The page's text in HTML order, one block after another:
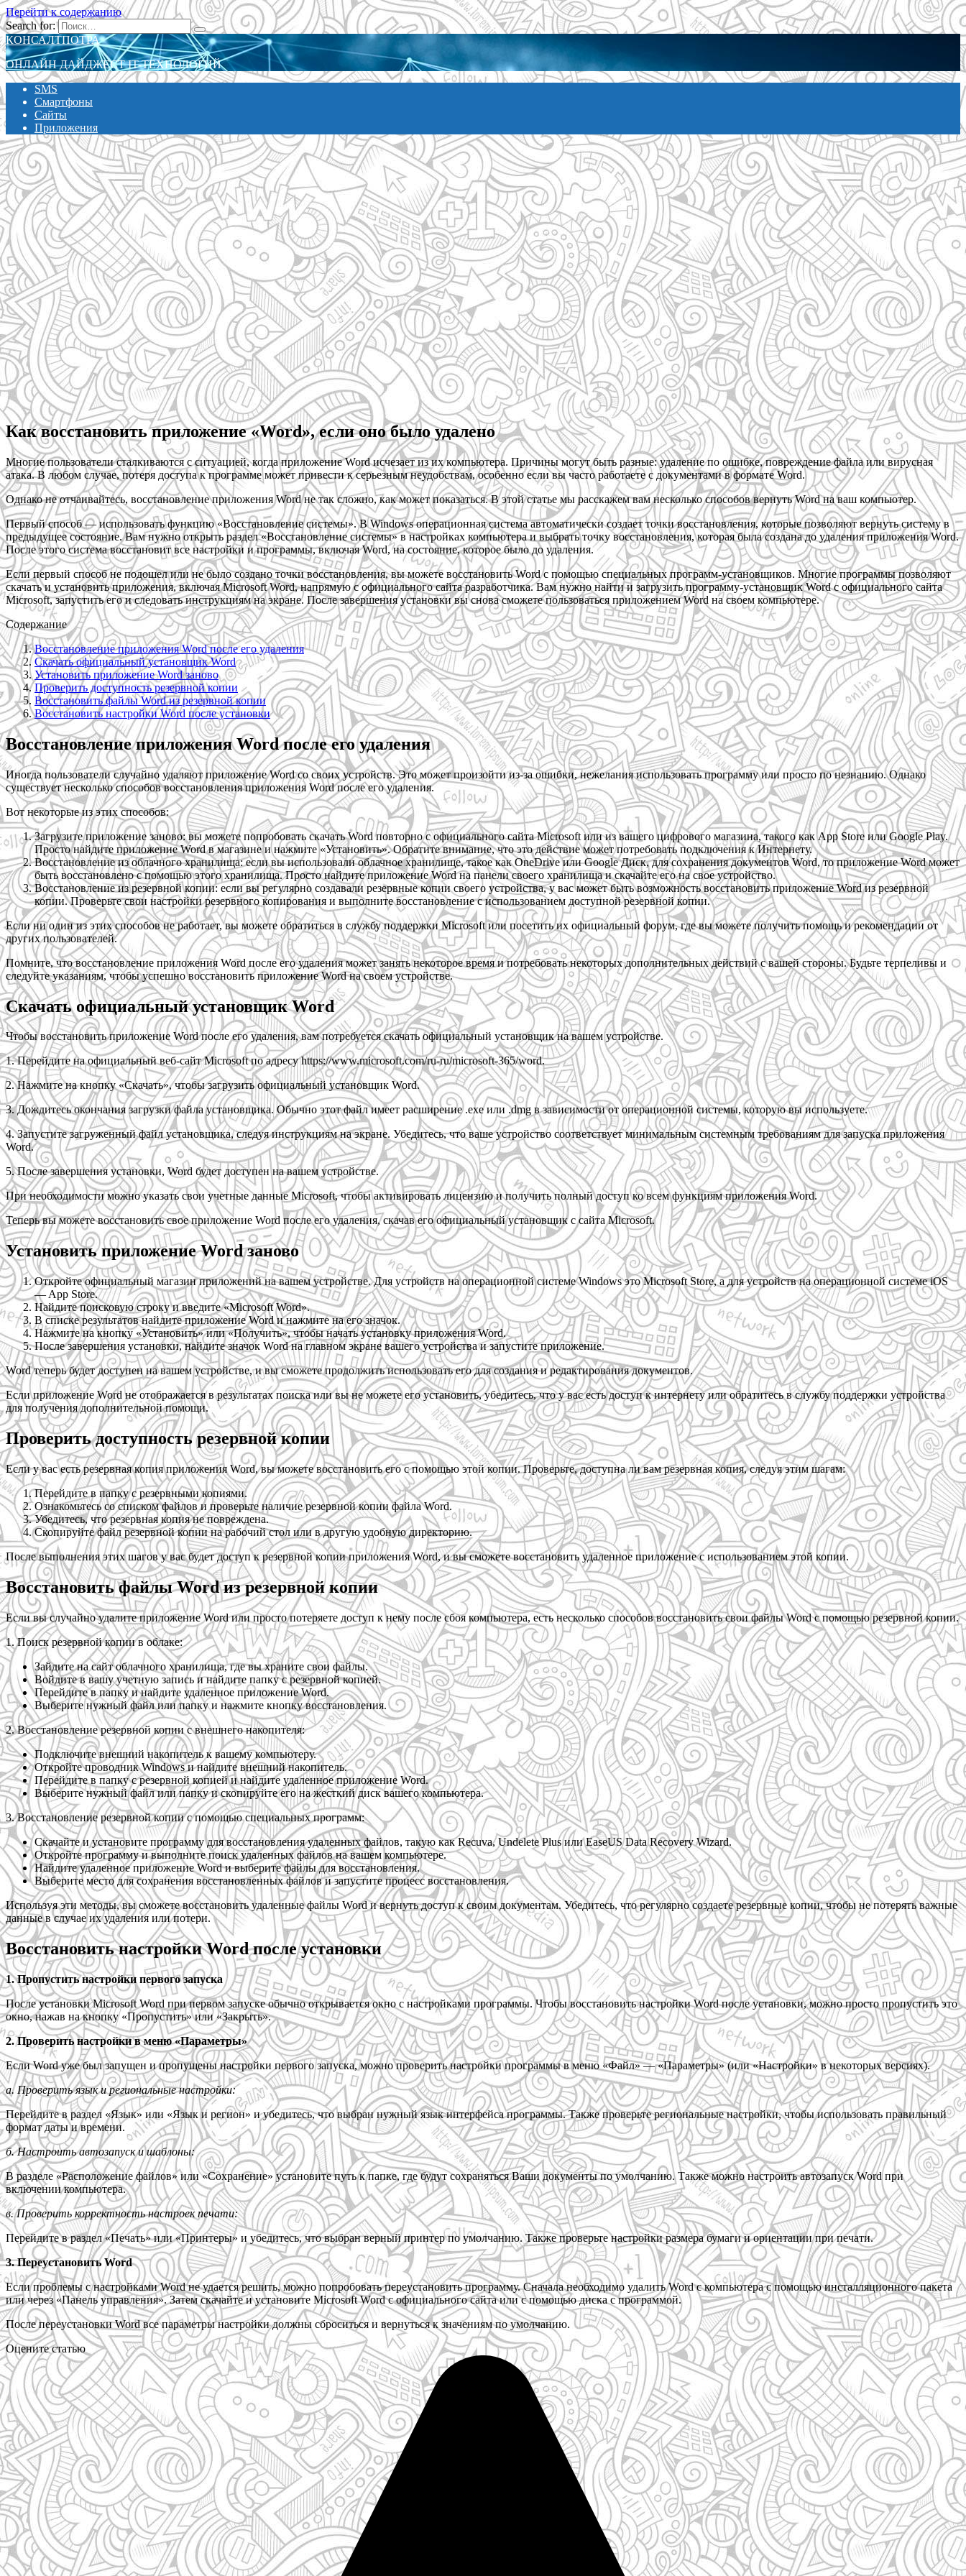
Перейти к содержанию
Search for:
КОНСАЛТПОТРА
ОНЛАЙН ДАЙДЖЕСТ IT-ТЕХНОЛОГИЙ
SMS
Смартфоны
Сайты
Приложения
Как восстановить приложение «Word», если оно было удалено
Многие пользователи сталкиваются с ситуацией, когда приложение Word исчезает из их компьютера. Причины могут быть разные: удаление по ошибке, повреждение файла или вирусная
атака. В любом случае, потеря доступа к программе может привести к серьезным неудобствам, особенно если вы часто работаете с документами в формате Word.
Однако не отчаивайтесь, восстановление приложения Word не так сложно, как может показаться. В этой статье мы расскажем вам несколько способов вернуть Word на ваш компьютер.
Первый способ — использовать функцию «Восстановление системы». В Windows операционная система автоматически создает точки восстановления, которые позволяют вернуть систему в
предыдущее состояние. Вам нужно открыть раздел «Восстановление системы» в настройках компьютера и выбрать точку восстановления, которая была создана до удаления приложения Word.
После этого система восстановит все настройки и программы, включая Word, на состояние, которое было до удаления.
Если первый способ не подошел или не было создано точки восстановления, вы можете восстановить Word с помощью специальных программ-установщиков. Многие программы позволяют
скачать и установить приложения, включая Microsoft Word, напрямую с официального сайта разработчика. Вам нужно найти и загрузить программу-установщик Word с официального сайта
Microsoft, запустить его и следовать инструкциям на экране. После завершения установки вы снова сможете пользоваться приложением Word на своем компьютере.
Содержание
Восстановление приложения Word после его удаления
Скачать официальный установщик Word
Установить приложение Word заново
Проверить доступность резервной копии
Восстановить файлы Word из резервной копии
Восстановить настройки Word после установки
Восстановление приложения Word после его удаления
Иногда пользователи случайно удаляют приложение Word со своих устройств. Это может произойти из-за ошибки, нежелания использовать программу или просто по незнанию. Однако
существует несколько способов восстановления приложения Word после его удаления.
Вот некоторые из этих способов:
Загрузите приложение заново: вы можете попробовать скачать Word повторно с официального сайта Microsoft или из вашего цифрового магазина, такого как App Store или Google Play.
Просто найдите приложение Word в магазине и нажмите «Установить». Обратите внимание, что это действие может потребовать подключения к Интернету.
Восстановление из облачного хранилища: если вы использовали облачное хранилище, такое как OneDrive или Google Диск, для сохранения документов Word, то приложение Word может
быть восстановлено с помощью этого хранилища. Просто найдите приложение Word на панели своего хранилища и скачайте его на свое устройство.
Восстановление из резервной копии: если вы регулярно создавали резервные копии своего устройства, у вас может быть возможность восстановить приложение Word из резервной
копии. Проверьте свои настройки резервного копирования и выполните восстановление с использованием доступной резервной копии.
Если ни один из этих способов не работает, вы можете обратиться в службу поддержки Microsoft или посетить их официальный форум, где вы можете получить помощь и рекомендации от
других пользователей.
Помните, что восстановление приложения Word после его удаления может занять некоторое время и потребовать некоторых дополнительных действий с вашей стороны. Будьте терпеливы и
следуйте указаниям, чтобы успешно восстановить приложение Word на своем устройстве.
Скачать официальный установщик Word
Чтобы восстановить приложение Word после его удаления, вам потребуется скачать официальный установщик на вашем устройстве.
1. Перейдите на официальный веб-сайт Microsoft по адресу https://www.microsoft.com/ru-ru/microsoft-365/word.
2. Нажмите на кнопку «Скачать», чтобы загрузить официальный установщик Word.
3. Дождитесь окончания загрузки файла установщика. Обычно этот файл имеет расширение .exe или .dmg в зависимости от операционной системы, которую вы используете.
4. Запустите загруженный файл установщика, следуя инструкциям на экране. Убедитесь, что ваше устройство соответствует минимальным системным требованиям для запуска приложения
Word.
5. После завершения установки, Word будет доступен на вашем устройстве.
При необходимости можно указать свои учетные данные Microsoft, чтобы активировать лицензию и получить полный доступ ко всем функциям приложения Word.
Теперь вы можете восстановить свое приложение Word после его удаления, скачав его официальный установщик с сайта Microsoft.
Установить приложение Word заново
Откройте официальный магазин приложений на вашем устройстве. Для устройств на операционной системе Windows это Microsoft Store, а для устройств на операционной системе iOS
— App Store.
Найдите поисковую строку и введите «Microsoft Word».
В списке результатов найдите приложение Word и нажмите на его значок.
Нажмите на кнопку «Установить» или «Получить», чтобы начать установку приложения Word.
После завершения установки, найдите значок Word на главном экране вашего устройства и запустите приложение.
Word теперь будет доступен на вашем устройстве, и вы сможете продолжить использовать его для создания и редактирования документов.
Если приложение Word не отображается в результатах поиска или вы не можете его установить, убедитесь, что у вас есть доступ к интернету или обратитесь в службу поддержки устройства
для получения дополнительной помощи.
Проверить доступность резервной копии
Если у вас есть резервная копия приложения Word, вы можете восстановить его с помощью этой копии. Проверьте, доступна ли вам резервная копия, следуя этим шагам:
Перейдите в папку с резервными копиями.
Ознакомьтесь со списком файлов и проверьте наличие резервной копии файла Word.
Убедитесь, что резервная копия не повреждена.
Скопируйте файл резервной копии на рабочий стол или в другую удобную директорию.
После выполнения этих шагов у вас будет доступ к резервной копии приложения Word, и вы сможете восстановить удаленное приложение с использованием этой копии.
Восстановить файлы Word из резервной копии
Если вы случайно удалите приложение Word или просто потеряете доступ к нему после сбоя компьютера, есть несколько способов восстановить свои файлы Word с помощью резервной копии.
1. Поиск резервной копии в облаке:
Зайдите на сайт облачного хранилища, где вы храните свои файлы.
Войдите в вашу учетную запись и найдите папку с резервной копией.
Перейдите в папку и найдите удаленное приложение Word.
Выберите нужный файл или папку и нажмите кнопку восстановления.
2. Восстановление резервной копии с внешнего накопителя:
Подключите внешний накопитель к вашему компьютеру.
Откройте проводник Windows и найдите внешний накопитель.
Перейдите в папку с резервной копией и найдите удаленное приложение Word.
Выберите нужный файл или папку и скопируйте его на жесткий диск вашего компьютера.
3. Восстановление резервной копии с помощью специальных программ:
Скачайте и установите программу для восстановления удаленных файлов, такую как Recuva, Undelete Plus или EaseUS Data Recovery Wizard.
Откройте программу и выполните поиск удаленных файлов на вашем компьютере.
Найдите удаленное приложение Word и выберите файлы для восстановления.
Выберите место для сохранения восстановленных файлов и запустите процесс восстановления.
Используя эти методы, вы сможете восстановить удаленные файлы Word и вернуть доступ к своим документам. Убедитесь, что регулярно создаете резервные копии, чтобы не потерять важные
данные в случае их удаления или потери.
Восстановить настройки Word после установки
1. Пропустить настройки первого запуска
После установки Microsoft Word при первом запуске обычно открывается окно с настройками программы. Чтобы восстановить настройки Word после установки, можно просто пропустить это
окно, нажав на кнопку «Пропустить» или «Закрыть».
2. Проверить настройки в меню «Параметры»
Если Word уже был запущен и пропущены настройки первого запуска, можно проверить настройки программы в меню «Файл» — «Параметры» (или «Настройки» в некоторых версиях).
а. Проверить язык и региональные настройки:
Перейдите в раздел «Язык» или «Язык и регион» и убедитесь, что выбран нужный язык интерфейса программы. Также проверьте региональные настройки, чтобы использовать правильный
формат даты и времени.
б. Настроить автозапуск и шаблоны:
В разделе «Расположение файлов» или «Сохранение» установите путь к папке, где будут сохраняться Ваши документы по умолчанию. Также можно настроить автозапуск Word при
включении компьютера.
в. Проверить корректность настроек печати:
Перейдите в раздел «Печать» или «Принтеры» и убедитесь, что выбран верный принтер по умолчанию. Также проверьте настройки размера бумаги и ориентации при печати.
3. Переустановить Word
Если проблемы с настройками Word не удается решить, можно попробовать переустановить программу. Сначала необходимо удалить Word с компьютера с помощью инсталляционного пакета
или через «Панель управления». Затем скачайте и установите Microsoft Word с официального сайта или с помощью диска с программой.
После переустановки Word все параметры настройки должны сброситься и вернуться к значениям по умолчанию.
Оцените статью